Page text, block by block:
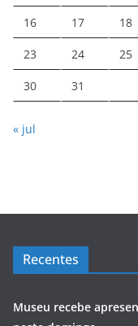
16 17 18
23 24 25
30 31
« jul
Recentes
Museu recebe